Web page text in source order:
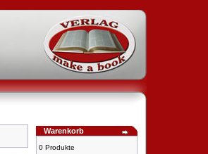
Warenkorb
0 Produkte